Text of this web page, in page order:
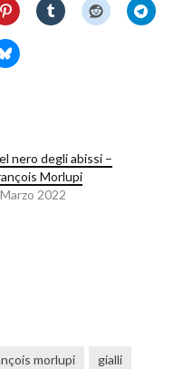
nero degli abissi –
Morlupi
2022
morlupi
gialli